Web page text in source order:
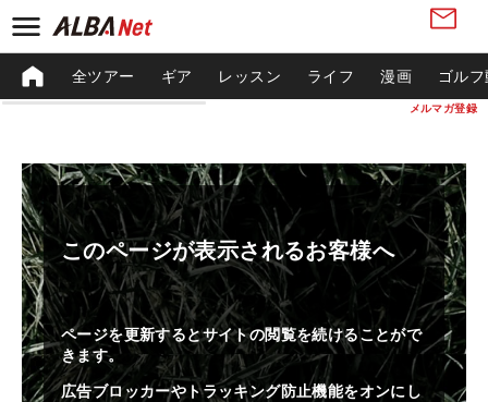
メルマガ登録
全ツアー ギア レッスン ライフ 漫画 ゴル
このページが表示されるお客様へ
ページを更新するとサイトの閲覧を続けることがで
きます。
広告ブロッカーやトラッキング防止機能をオンにし